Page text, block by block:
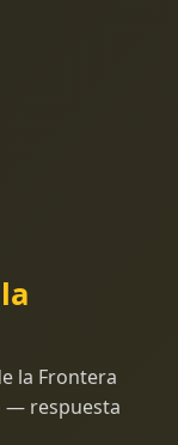
la Frontera
— respuesta